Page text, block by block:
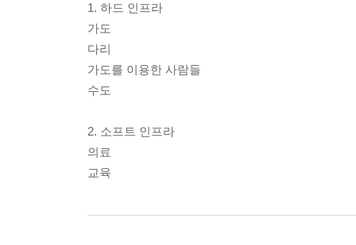
1. 하드 인프라
가도
다리
가도를 이용한 사람들
수도
2. 소프트 인프라
의료
교육